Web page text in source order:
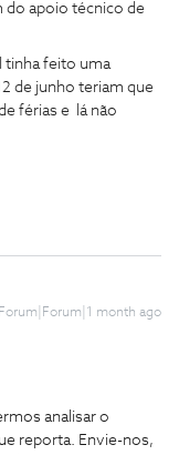
do apoio técnico de
tinha feito uma
de junho teriam que
férias e lá não
Forum|Forum|1 month ago
analisar o
reporta. Envie-nos,